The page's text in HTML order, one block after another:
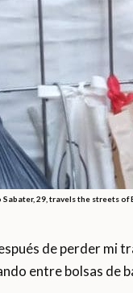
29, travels the streets
de perder mi
entre bolsas de